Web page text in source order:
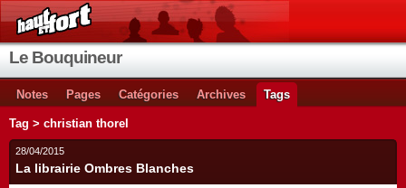
Le Bouquineur
Notes Pages Catégories Archives Tags
Tag > christian thorel
28/04/2015
La librairie Ombres Blanches